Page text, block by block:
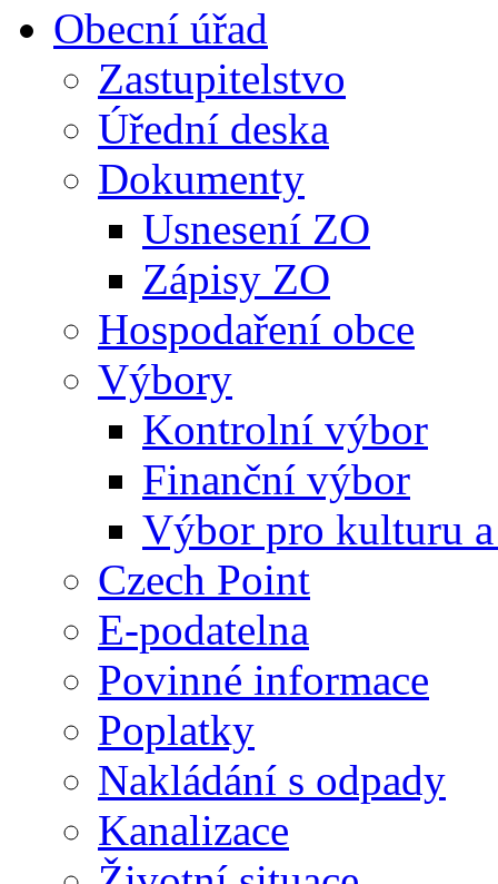
Obecní úřad
Zastupitelstvo
Úřední deska
Dokumenty
Usnesení ZO
Zápisy ZO
Hospodaření obce
Výbory
Kontrolní výbor
Finanční výbor
Výbor pro kulturu
Czech Point
E-podatelna
Povinné informace
Poplatky
Nakládání s odpady
Kanalizace